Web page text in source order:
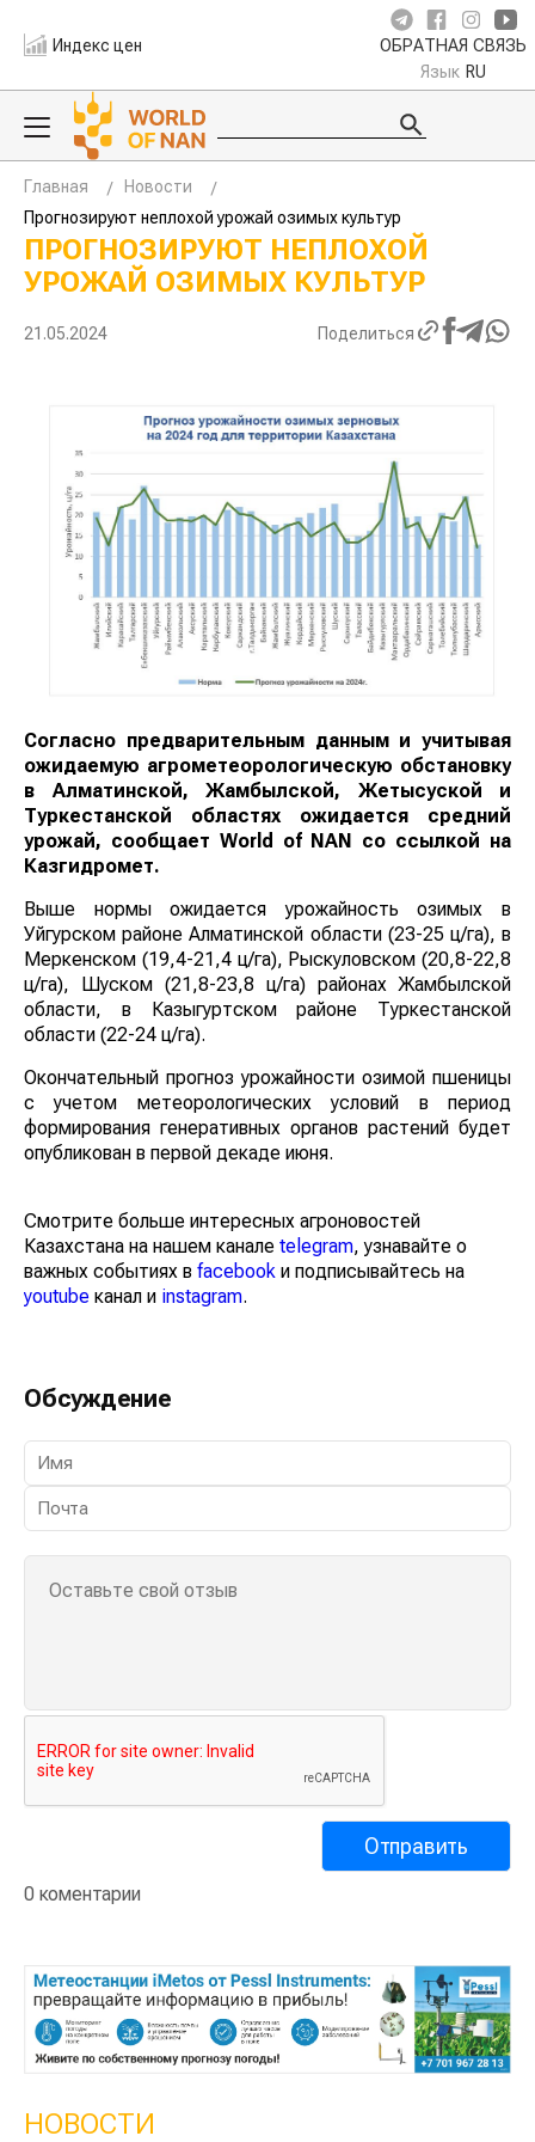
Индекс цен ОБРАТНАЯ СВЯЗЬ
Язык RU
Главная
Новости
Прогнозируют неплохой урожай озимых культур
ПРОГНОЗИРУЮТ НЕПЛОХОЙ
УРОЖАЙ ОЗИМЫХ КУЛЬТУР
21.05.2024 Поделиться
Согласно предварительным данным и учитывая
ожидаемую агрометеорологическую обстановку
в Алматинской, Жамбылской, Жетысуской и
Туркестанской областях ожидается средний
урожай, сообщает World of NAN со ссылкой на
Казгидромет.
Выше нормы ожидается урожайность озимых в
Уйгурском районе Алматинской области (23-25 ц/га), в
Меркенском (19,4-21,4 ц/га), Рыскуловском (20,8-22,8
ц/га), Шуском (21,8-23,8 ц/га) районах Жамбылской
области, в Казыгуртском районе Туркестанской
области (22-24 ц/га).
Окончательный прогноз урожайности озимой пшеницы
с учетом метеорологических условий в период
формирования генеративных органов растений будет
опубликован в первой декаде июня.
Смотрите больше интересных агроновостей
Казахстана на нашем канале telegram, узнавайте о
важных событиях в facebook и подписывайтесь на
youtube канал и instagram.
Обсуждение
0 коментарии
НОВОСТИ